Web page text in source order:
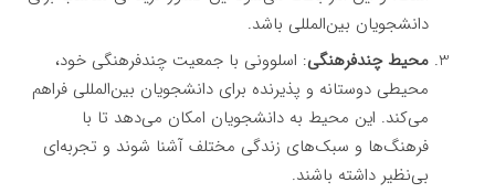
دانشجویان بین‌المللی باشد.
محیط چندفرهنگی: اسلوونی با جمعیت چندفرهنگی خود،
محیطی دوستانه و پذیرنده برای دانشجویان بین‌المللی فراهم
می‌کند. این محیط به دانشجویان امکان می‌دهد تا با
فرهنگ‌ها و سبک‌های زندگی مختلف آشنا شوند و تجربه‌ای
بی‌نظیر داشته باشند.